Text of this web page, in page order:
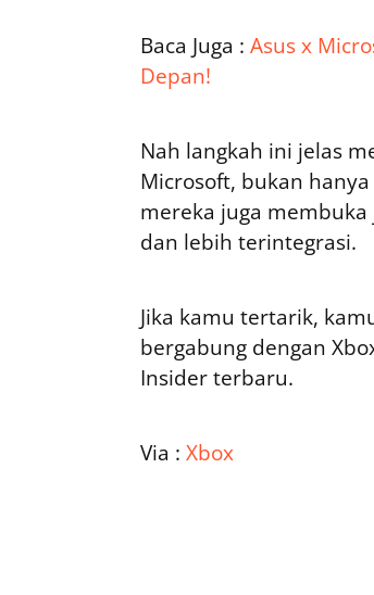
Baca Juga : Asus x
Depan!
Nah langkah ini jelas
Microsoft, bukan
mereka juga
dan lebih terintegrasi.
Jika kamu tertarik,
bergabung dengan
Insider terbaru.
Via : Xbox